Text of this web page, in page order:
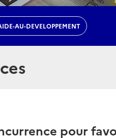
AU-DEVELOPPEMENT
pour